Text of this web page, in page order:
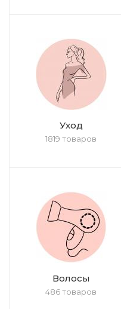
Уход
1819 товаров
Волосы
486 товаров